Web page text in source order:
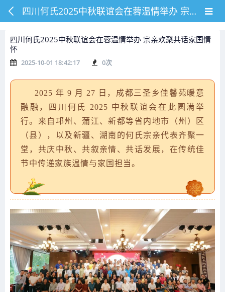
四川何氏2025中秋联谊会在蓉温情举办 宗亲欢聚共话家国情怀
四川何氏2025中秋联谊会在蓉温情举办 宗亲欢聚共话家国情
怀
2025-10-01 18:42:17 0次
2025 年 9 月 27 日，成都三圣乡佳馨苑暖意
融融，四川何氏 2025 中秋联谊会在此圆满举
行。来自邛州、蒲江、新都等省内地市（州）区
（县），以及新疆、湖南的何氏宗亲代表齐聚一
堂，共庆中秋、共叙亲情、共话发展，在传统佳
节中传递家族温情与家国担当。